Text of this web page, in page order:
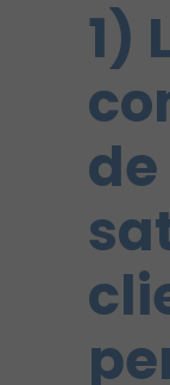
1)